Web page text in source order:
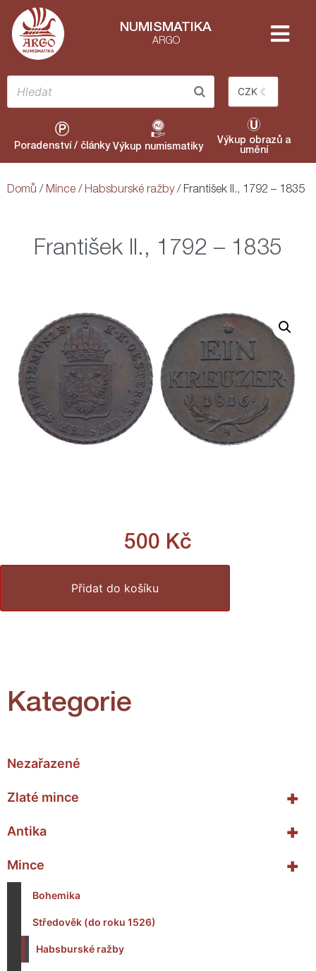
NUMISMATIKA
ARGO
CZK
Poradenství / články Výkup numismatiky
Výkup obrazů a
umění
Domů / Mince / Habsburské ražby/ František II., 1792 – 1835
Kategorie
Nezařazené
+
Zlaté mince
+
Antika
+
Mince
Bohemika
Středověk (do roku 1526)
Habsburské ražby
František II., 1792 – 1835
500 Kč
Přidat do košíku